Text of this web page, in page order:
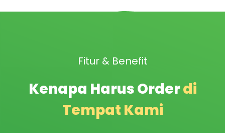
Fitur & Benefit
Kenapa Harus Orderdi
Tempat Kami